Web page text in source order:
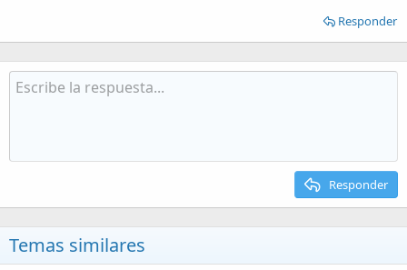
Responder
Responder
Temas similares